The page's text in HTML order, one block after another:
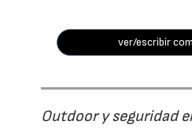
ver/escribir
Outdoor y seguridad